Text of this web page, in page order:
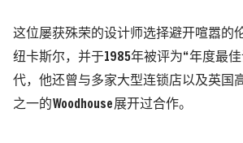
这位屡获殊荣的设计师选择避开喧嚣的
纽卡斯尔，并于1985年被评为“年度最
代，他还曾与多家大型连锁店以及英国
之一的Woodhouse 展开过合作。